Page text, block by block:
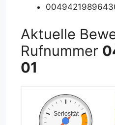
Aktuelle
Rufnummer
01
Seriosität